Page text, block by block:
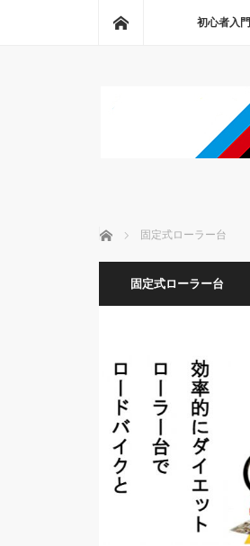
初心者入門
ホーム 固定式ローラー台
固定式ローラー台